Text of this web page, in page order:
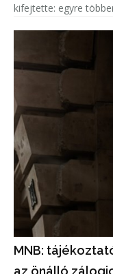
kifejtette: egyre
MNB:
az önálló